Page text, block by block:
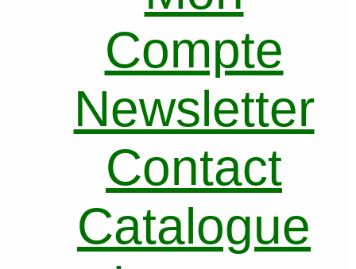
Compte
Newsletter
Contact
Catalogue